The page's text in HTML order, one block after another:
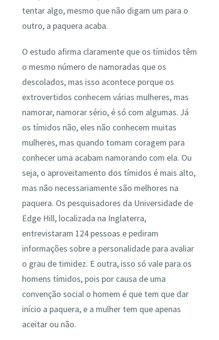
tentar algo, mesmo que não digam um para o
outro, a paquera acaba.
O estudo afirma claramente que os tímidos têm
o mesmo número de namoradas que os
descolados, mas isso acontece porque os
extrovertidos conhecem várias mulheres, mas
namorar, namorar sério, é só com algumas. Já
os tímidos não, eles não conhecem muitas
mulheres, mas quando tomam coragem para
conhecer uma acabam namorando com ela. Ou
seja, o aproveitamento dos tímidos é mais alto,
mas não necessariamente são melhores na
paquera. Os pesquisadores da Universidade de
Edge Hill, localizada na Inglaterra,
entrevistaram 124 pessoas e pediram
informações sobre a personalidade para avaliar
o grau de timidez. E outra, isso só vale para os
homens tímidos, pois por causa de uma
convenção social o homem é que tem que dar
início a paquera, e a mulher tem que apenas
aceitar ou não.